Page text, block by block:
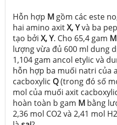
Hỗn hợp M gồm các este
hai amino axitX,Yvà ba
tạo bởi X,Y. Cho 65,4 gam M
lượng vừa đủ 600 ml dung
1,104 gam ancol etylic và
hỗn hợp ba muối natri của
cacboxylic Q(trong đó số
mol của muối axit
hoàn toàn b gam M bằng
2,36 mol CO2 và 2,41 mol